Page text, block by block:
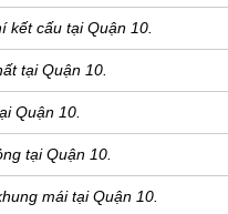
kết cấu tại Quận 10.
tại Quận 10.
Quận 10.
tại Quận 10.
mái tại Quận 10.